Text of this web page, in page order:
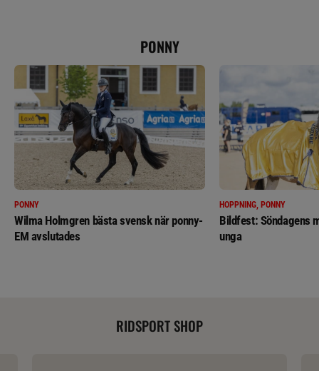
PONNY
PONNY
Wilma Holmgren bästa svensk när ponny-
EM avslutades
HOPPNING, PONNY
Bildfest: Söndagens
unga
RIDSPORT SHOP